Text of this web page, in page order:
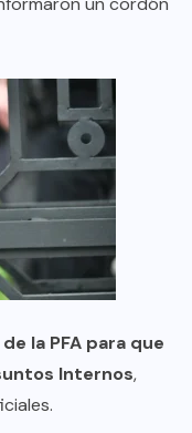
la PFA para que
Internos,